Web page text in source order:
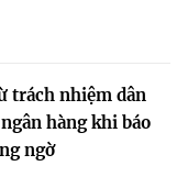
trách nhiệm dân
hàng khi báo
ngờ